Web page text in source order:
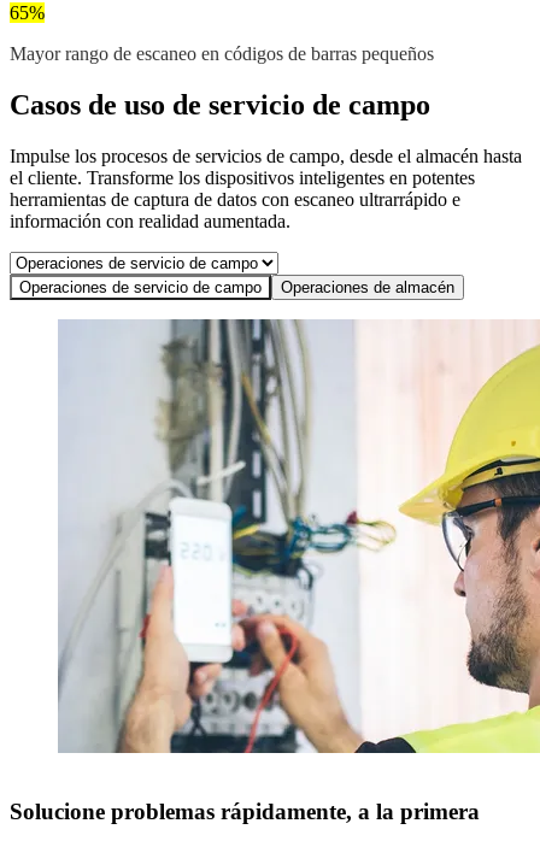
65%
Mayor rango de escaneo en códigos de barras pequeños
Casos de uso de servicio de campo
Impulse los procesos de servicios de campo, desde el almacén hasta
el cliente. Transforme los dispositivos inteligentes en potentes
herramientas de captura de datos con escaneo ultrarrápido e
información con realidad aumentada.
Operaciones de servicio de campo Operaciones de almacén
Solucione problemas rápidamente, a la primera